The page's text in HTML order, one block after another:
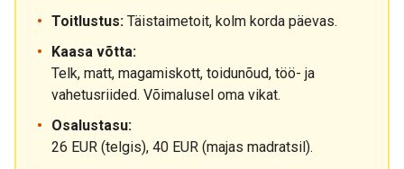
Toitlustus: Täistaimetoit, kolm korda päevas.
Kaasa võtta:
Telk, matt, magamiskott, toidunõud, töö- ja
vahetusriided. Võimalusel oma vikat.
Osalustasu:
26 EUR (telgis), 40 EUR (majas madratsil).